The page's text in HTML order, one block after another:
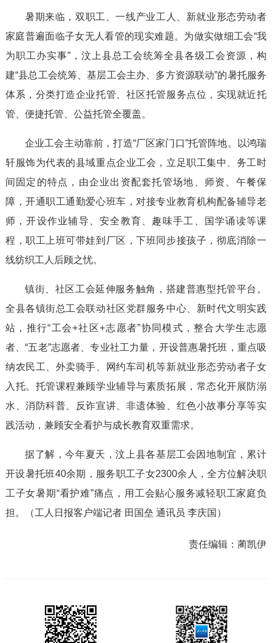
暑期来临，双职工、一线产业工人、 新就业形态劳动者
家庭普遍面临子女无人看管的现实难题。为做实做细工会“我
为职工办实事”，汶上县总工会统筹全县各级工会资源，构
建“县总工会统筹、基层工会主办、多方资源联动”的暑托服务
体系，分类打造企业托管、社区托管服务点位，实现就近托
管、便捷托管、公益托管全覆盖。
企业工会主动靠前，打造“厂区家门口”托管阵地。以鸿瑞
轩服饰为代表的县域重点企业工会，立足职工集中、务工时
间固定的特点，由企业出资配套托管场地、师资、午餐保
障，开通职工通勤爱心班车，对接专业教育机构配备辅导老
师，开设作业辅导、安全教育、趣味手工、国学诵读等课
程，职工上班可带娃到厂区，下班同步接孩子，彻底消除一
线纺织工人后顾之忧。
镇街、社区工会延伸服务触角，搭建普惠型托管平台。
全县各镇街总工会联动社区党群服务中心、新时代文明实践
站，推行“工会+社区+志愿者”协同模式，整合大学生志愿
者、“五老”志愿者、专业社工力量，开设普惠暑托班，重点吸
纳农民工、外卖骑手、网约车司机等新就业形态劳动者子女
入托。托管课程兼顾学业辅导与素质拓展，常态化开展防溺
水、消防科普、反诈宣讲、非遗体验、红色小故事分享等实
践活动，兼顾安全看护与成长教育双重需求。
据了解，今年夏天，汶上县各基层工会因地制宜，累计
开设暑托班40余期，服务职工子女2300余人，全方位解决职
工子女暑期“看护难”痛点，用工会贴心服务减轻职工家庭负
担。（工人日报客户端记者 田国垒 通讯员 李庆国）
责任编辑：蔺凯伊